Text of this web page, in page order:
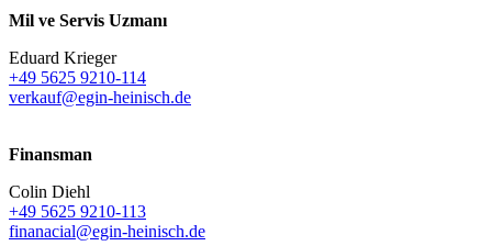
Mil ve Servis Uzmanı
Eduard Krieger
+49 5625 9210-114
verkauf@egin-heinisch.de
Finansman
Colin Diehl
+49 5625 9210-113
finanacial@egin-heinisch.de